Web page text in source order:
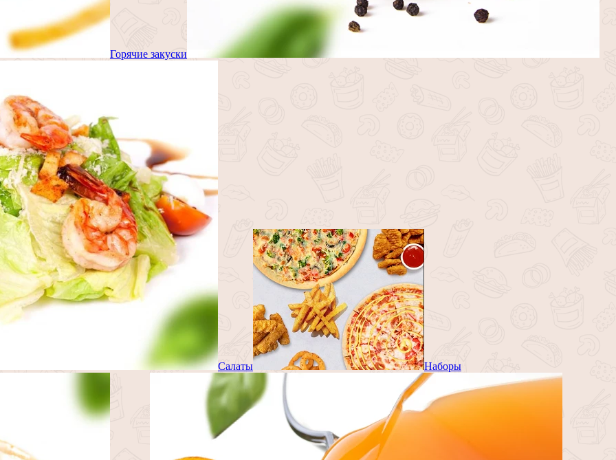
Горячие закуски
Салаты Наборы